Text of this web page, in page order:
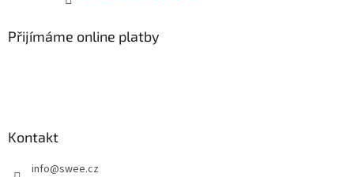
Přijímáme online platby
Kontakt
info@swee.cz